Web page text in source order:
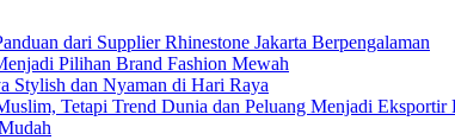
dari Supplier Rhinestone Jakarta Berpengalaman
Pilihan Brand Fashion Mewah
Stylish dan Nyaman di Hari Raya
Tetapi Trend Dunia dan Peluang Menjadi Eksportir